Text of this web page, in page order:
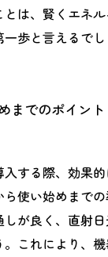
は、賢くエネ
歩と言えるでし
までのポイン
する際、効果
使い始めまで
が良く、直射
これにより、